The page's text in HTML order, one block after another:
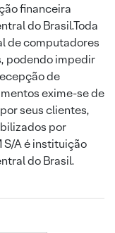
financeira
do Brasil.Toda
de computadores
podendo impedir
de
exime-se de
seus clientes,
por
S/A é instituição
do Brasil.